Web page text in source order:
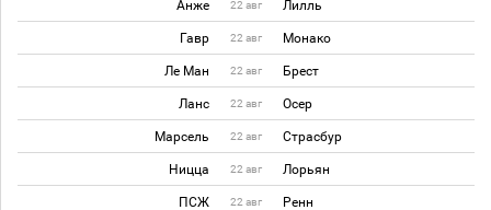
Анже 22 авг Лилль
Гавр 22 авг Монако
Ле Ман 22 авг Брест
Ланс 22 авг Осер
Марсель 22 авг Страсбур
Ницца 22 авг Лорьян
ПСЖ 22 авг Ренн